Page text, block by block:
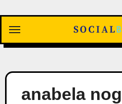
contenido
anabela